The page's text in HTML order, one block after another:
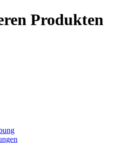
Produkten